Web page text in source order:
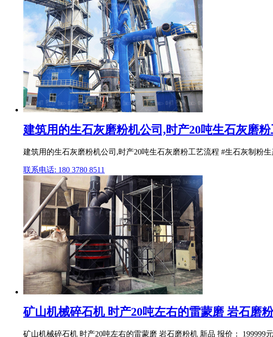
建筑用的生石灰磨粉机公司,时产20吨生石灰磨粉
建筑用的生石灰磨粉机公司,时产20吨生石灰磨粉工艺流程 #生石灰制粉
联系电话: 180 3780 8511
矿山机械碎石机 时产20吨左右的雷蒙磨 岩石磨
矿山机械碎石机 时产20吨左右的雷蒙磨 岩石磨粉机 新品 报价：